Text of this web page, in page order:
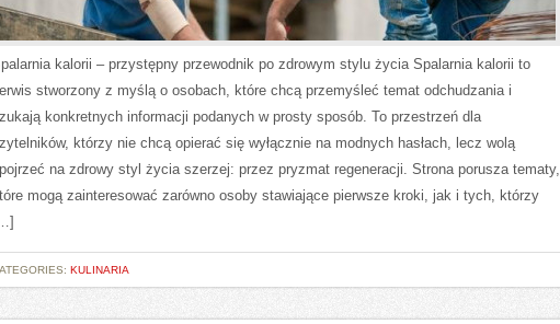
kalorii – przystępny przewodnik po zdrowym stylu życia Spalarnia kalorii to
stworzony z myślą o osobach, które chcą przemyśleć temat odchudzania i
konkretnych informacji podanych w prosty sposób. To przestrzeń dla
którzy nie chcą opierać się wyłącznie na modnych hasłach, lecz wolą
na zdrowy styl życia szerzej: przez pryzmat regeneracji. Strona porusza tematy,
mogą zainteresować zarówno osoby stawiające pierwsze kroki, jak i tych, którzy
KULINARIA